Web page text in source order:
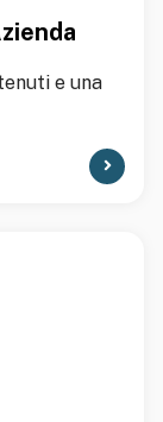
e una